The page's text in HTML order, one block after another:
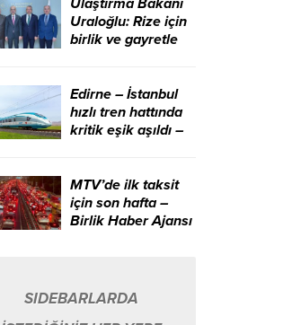
Ulaştırma Bakanı
Uraloğlu: Rize için
birlik ve gayretle
Haber Ajansı
Edirne – İstanbul
hızlı tren hattında
kritik eşik aşıldı –
MTV’de ilk taksit
için son hafta –
Birlik Haber Ajansı
SIDEBARLARDA